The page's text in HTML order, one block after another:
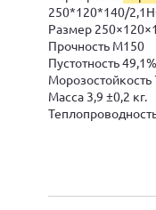
250*120*140/
Размер
Прочность М150
Пустотность 49,1%
Морозостойкость
Масса 3,9 ±0,2 кг.